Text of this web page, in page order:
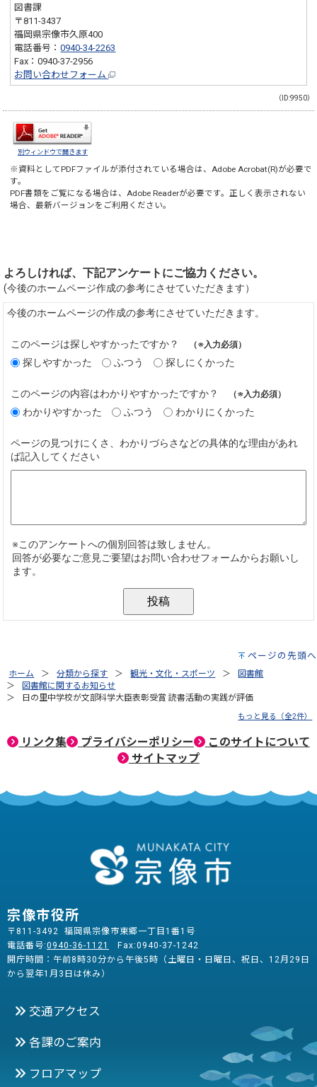
図書課
〒811-3437
福岡県宗像市久原400
電話番号：0940-34-2263
Fax：0940-37-2956
お問い合わせフォーム
（ID:9950）
別ウィンドウで開きます
※資料としてPDFファイルが添付されている場合は、Adobe Acrobat(R)が必要で
す。
PDF書類をご覧になる場合は、Adobe Readerが必要です。正しく表示されない
場合、最新バージョンをご利用ください。
ページの先頭へ
ホーム 分類から探す 観光・文化・スポーツ
図書館
図書館に関するお知らせ
日の里中学校が文部科学大臣表彰受賞 読書活動の実践が評価
もっと見る（全2件）
リンク集 プライバシーポリシー
このサイトについて
サイトマップ
宗像市役所
〒811-3492 福岡県宗像市東郷一丁目1番1号
電話番号:0940-36-1121
Fax:0940-37-1242
開庁時間：午前8時30分から午後5時（土曜日・日曜日、祝日、12月29日
から翌年1月3日は休み）
交通アクセス
各課のご案内
フロアマップ